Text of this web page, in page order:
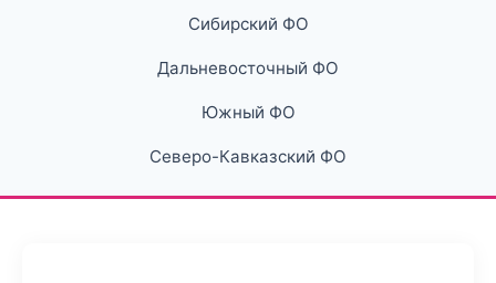
Сибирский ФО
Дальневосточный ФО
Южный ФО
Северо-Кавказский ФО